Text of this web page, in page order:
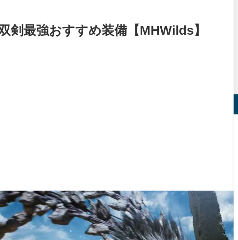
剣最強おすすめ装備【MHWilds】